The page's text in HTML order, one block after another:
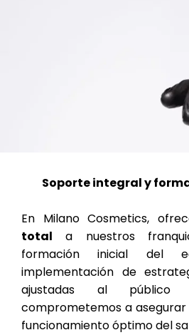
Soporte integral y
En Milano Cosmetics,
total a nuestros
formación inicial del
implementación de
ajustadas al público
comprometemos a
funcionamiento óptimo del